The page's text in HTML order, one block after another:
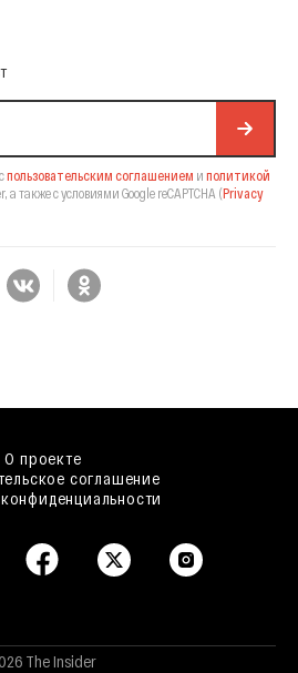
рассылку
пользовательским соглашением и политикой
а также с условиями Google reCAPTCHA (Privacy
О проекте
соглашение
The Insider